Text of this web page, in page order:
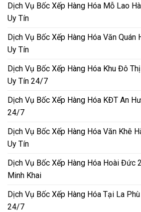
Dịch Vụ Bốc Xếp Hàng Hóa Mỗ Lao
Uy Tín
Dịch Vụ Bốc Xếp Hàng Hóa Văn Quán
Uy Tín
Dịch Vụ Bốc Xếp Hàng Hóa Khu Đô
Uy Tín 24/7
Dịch Vụ Bốc Xếp Hàng Hóa KĐT An
24/7
Dịch Vụ Bốc Xếp Hàng Hóa Văn Khê
Uy Tín
Dịch Vụ Bốc Xếp Hàng Hóa Hoài Đức
Minh Khai
Dịch Vụ Bốc Xếp Hàng Hóa Tại La
24/7